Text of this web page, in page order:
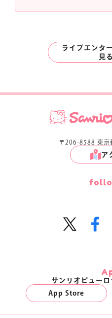
ライブエンタ
見る
〒206-8588 東京
ア
サンリオピューロ
App Store